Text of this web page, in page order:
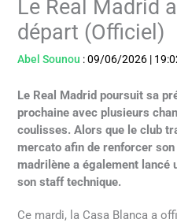
Le Real Madrid
départ (Officiel)
Abel Sounou :09/06/2026 |
Le Real Madrid poursuit sa
prochaine avec plusieurs
coulisses. Alors que le club
mercato afin de renforcer
madrilène a également lancé
son staff technique.
Ce mardi, la Casa Blanca a